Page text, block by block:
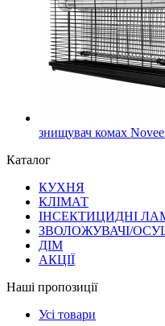
знищувач комах
Каталог
КУХНЯ
КЛІМАТ
ІНСЕКТИЦИДНІ
ЗВОЛОЖУВАЧІ/
ДІМ
АКЦІЇ
Наші пропозиції
Усі товари